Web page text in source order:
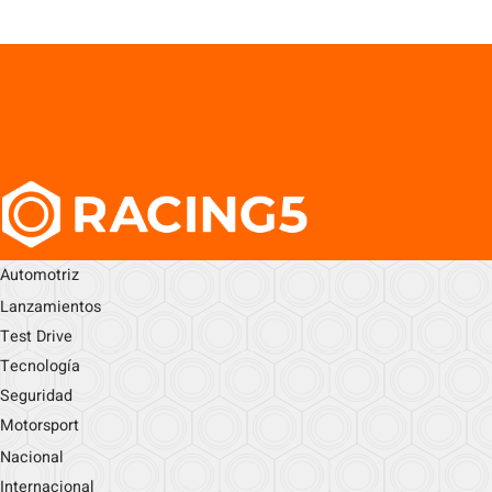
Automotriz
Lanzamientos
Test Drive
Tecnología
Seguridad
Motorsport
Nacional
Internacional